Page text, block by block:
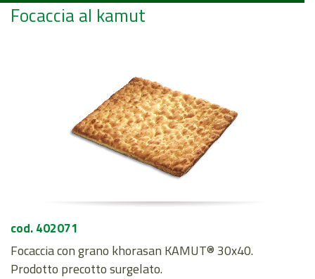
Focaccia al kamut
cod. 402071
Focaccia con grano khorasan KAMUT® 30x40.
Prodotto precotto surgelato.